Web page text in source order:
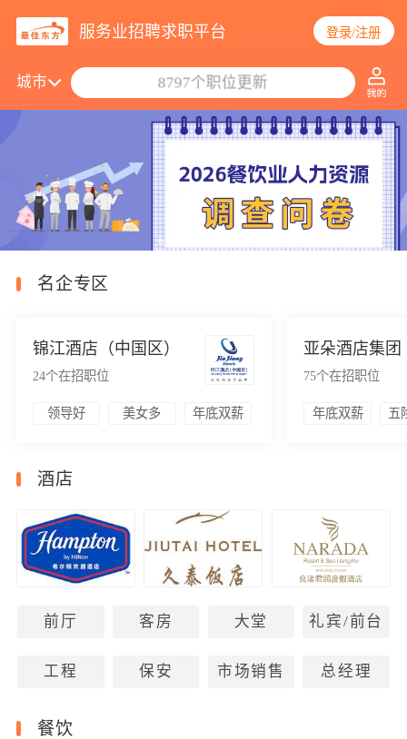
服务业招聘求职平台 登录/注册
城市
8797个职位更新
名企专区
锦江酒店（中国区）
24个在招职位
领导好 美女多 年底双薪
亚朵酒店集团
75个在招职位
年底双薪 五
酒店
前厅 客房 大堂 礼宾/前台
工程 保安 市场销售 总经理
餐饮